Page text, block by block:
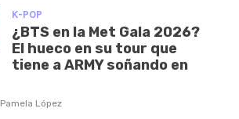
K-POP
¿BTS en la Met Gala 2026?
El hueco en su tour que
tiene a ARMY soñando en
Pamela López